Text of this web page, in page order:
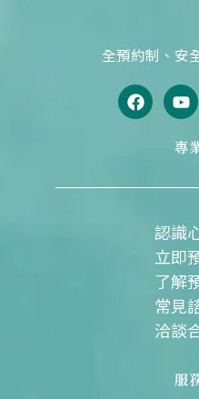
全預約制、安
F
a
c
o
Y
o
u
t
u
e
專
認識
立即
了解
常見
洽談
服